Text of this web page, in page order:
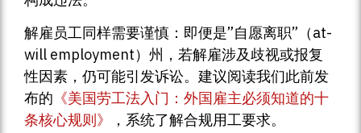
解雇员工同样需要谨慎：即便是”自愿离职”（at-
will employment）州，若解雇涉及歧视或报复
性因素，仍可能引发诉讼。建议阅读我们此前发
布的 《美国劳工法入门：外国雇主必须知道的十
条核心规则》
，系统了解合规用工要求。